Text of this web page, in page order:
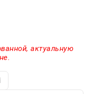
актуальную